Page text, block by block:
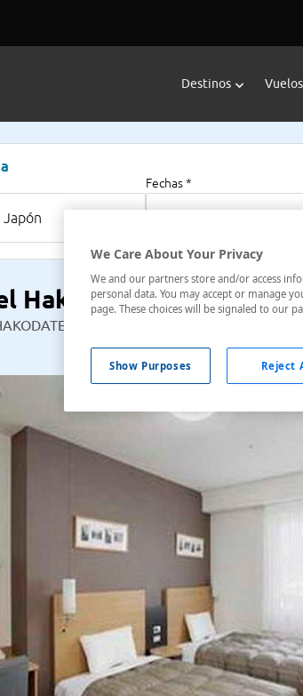
Destinos Vuelos
Fechas *
Hakodate
3 , Hakodate, Hokkaido, Japón
We Care About Your Privacy
We and our partners store and/or access
personal data. You may accept or manage
page. These choices will be signaled to our
Show Purposes Reject